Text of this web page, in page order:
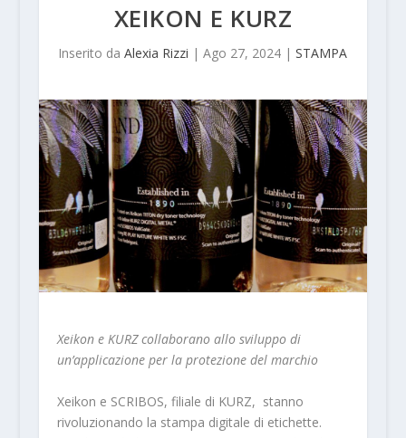
XEIKON E KURZ
Inserito daAlexia Rizzi |Ago 27, 2024 |STAMPA
Xeikon e KURZ collaborano allo sviluppo di
un’applicazione per la protezione del marchio
Xeikon e SCRIBOS, filiale di KURZ, stanno
rivoluzionando la stampa digitale di etichette.